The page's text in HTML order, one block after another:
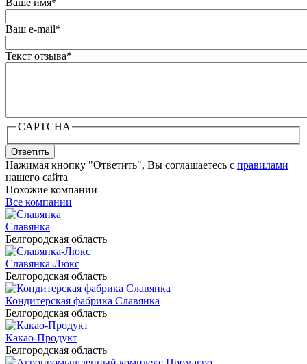
Ваш e-mail*
Текст отзыва*
CAPTCHA
Ответить
Нажимая кнопку "Ответить", Вы соглашаетесь с правилами
нашего сайта
Похожие компании
Все компании
Славянка
Белгородская область
Славянка-Люкс
Белгородская область
Кондитерская фабрика Славянка
Белгородская область
Какао-Продукт
Белгородская область